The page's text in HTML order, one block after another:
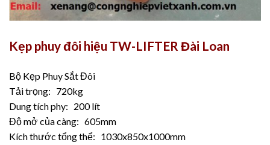
Kẹp phuy đôi hiệu TW-LIFTER Đài Loan
Bộ Kẹp Phuy Sắt Đôi
Tải trọng: 720kg
Dung tích phy: 200 lít
Độ mở của càng: 605mm
Kích thước tổng thể: 1030x850x1000mm